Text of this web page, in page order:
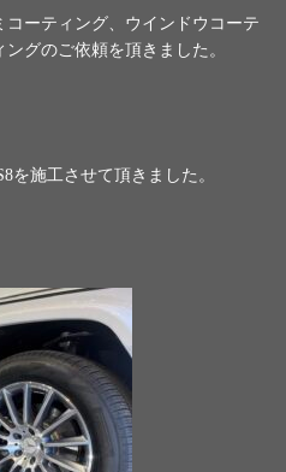
ーティング、ウインドウコーテ
グのご依頼を頂きました。
を施工させて頂きました。